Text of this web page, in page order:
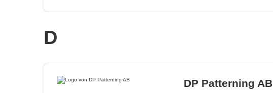
D
DP Patterning AB